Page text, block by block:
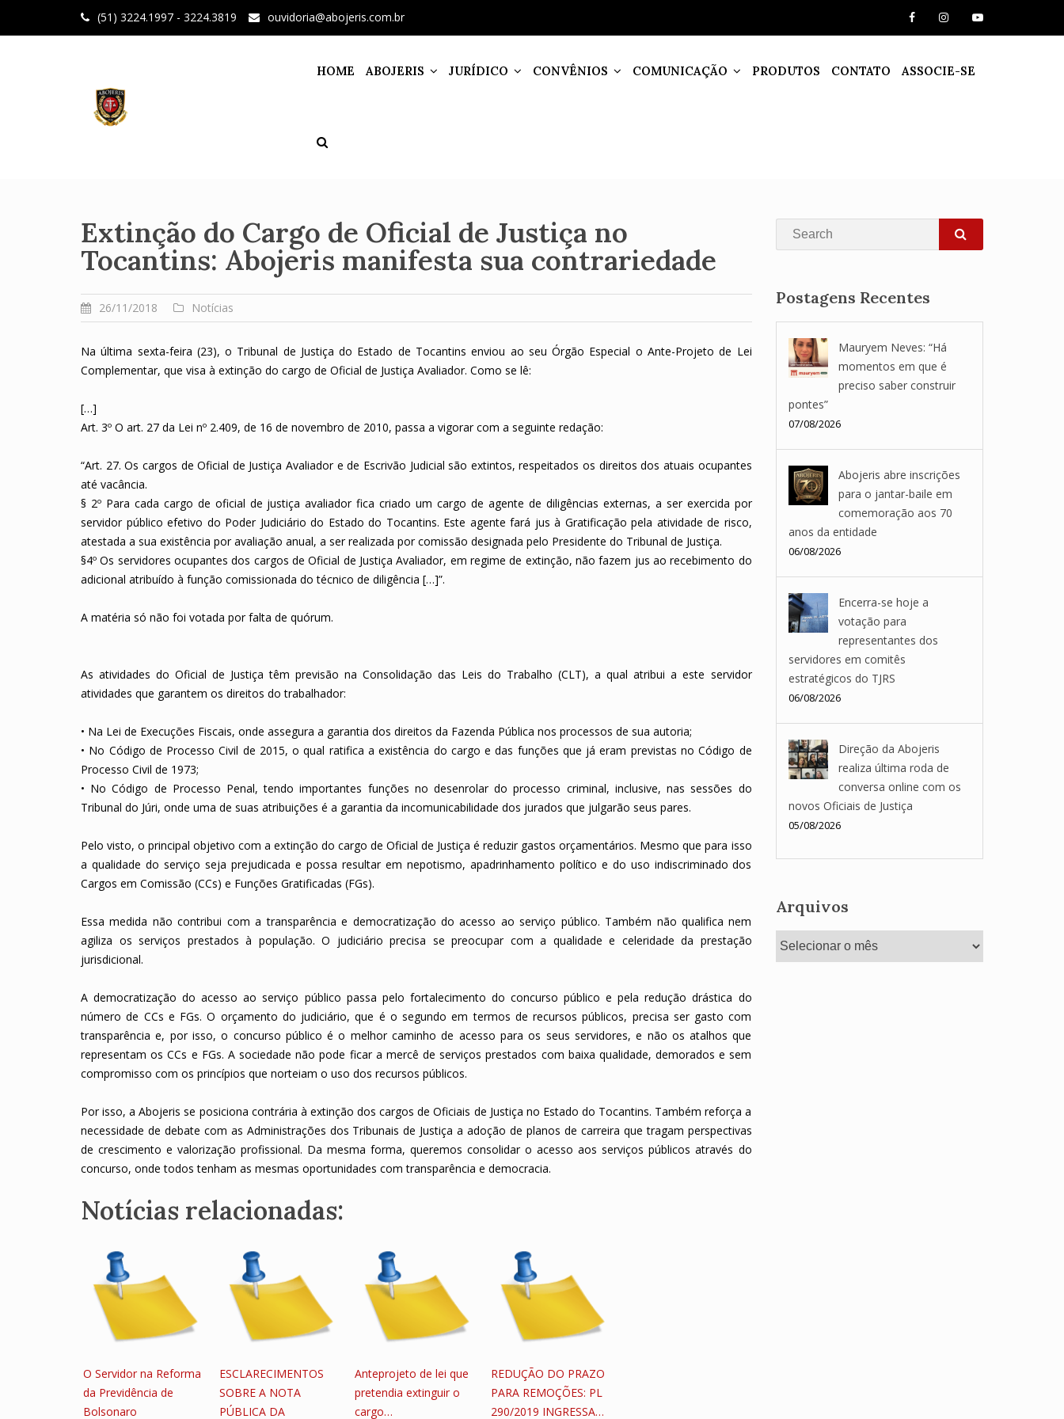
(51) 3224.1997 - 3224.3819 ouvidoria@abojeris.com.br
HOME ABOJERIS JURÍDICO CONVÊNIOS COMUNICAÇÃO PRODUTOS CONTATO ASSOCIE-SE
Extinção do Cargo de Oficial de Justiça no
Tocantins: Abojeris manifesta sua contrariedade
26/11/2018 Notícias
Na última sexta-feira (23), o Tribunal de Justiça do Estado de Tocantins enviou ao seu Órgão Especial o Ante-Projeto de Lei
Complementar, que visa à extinção do cargo de Oficial de Justiça Avaliador. Como se lê:
[…]
Art. 3º O art. 27 da Lei nº 2.409, de 16 de novembro de 2010, passa a vigorar com a seguinte redação:
“Art. 27. Os cargos de Oficial de Justiça Avaliador e de Escrivão Judicial são extintos, respeitados os direitos dos atuais ocupantes
até vacância.
§ 2º Para cada cargo de oficial de justiça avaliador fica criado um cargo de agente de diligências externas, a ser exercida por
servidor público efetivo do Poder Judiciário do Estado do Tocantins. Este agente fará jus à Gratificação pela atividade de risco,
atestada a sua existência por avaliação anual, a ser realizada por comissão designada pelo Presidente do Tribunal de Justiça.
§4º Os servidores ocupantes dos cargos de Oficial de Justiça Avaliador, em regime de extinção, não fazem jus ao recebimento do
adicional atribuído à função comissionada do técnico de diligência […]”.
A matéria só não foi votada por falta de quórum.
As atividades do Oficial de Justiça têm previsão na Consolidação das Leis do Trabalho (CLT), a qual atribui a este servidor
atividades que garantem os direitos do trabalhador:
• Na Lei de Execuções Fiscais, onde assegura a garantia dos direitos da Fazenda Pública nos processos de sua autoria;
• No Código de Processo Civil de 2015, o qual ratifica a existência do cargo e das funções que já eram previstas no Código de
Processo Civil de 1973;
• No Código de Processo Penal, tendo importantes funções no desenrolar do processo criminal, inclusive, nas sessões do
Tribunal do Júri, onde uma de suas atribuições é a garantia da incomunicabilidade dos jurados que julgarão seus pares.
Pelo visto, o principal objetivo com a extinção do cargo de Oficial de Justiça é reduzir gastos orçamentários. Mesmo que para isso
a qualidade do serviço seja prejudicada e possa resultar em nepotismo, apadrinhamento político e do uso indiscriminado dos
Cargos em Comissão (CCs) e Funções Gratificadas (FGs).
Essa medida não contribui com a transparência e democratização do acesso ao serviço público. Também não qualifica nem
agiliza os serviços prestados à população. O judiciário precisa se preocupar com a qualidade e celeridade da prestação
jurisdicional.
A democratização do acesso ao serviço público passa pelo fortalecimento do concurso público e pela redução drástica do
número de CCs e FGs. O orçamento do judiciário, que é o segundo em termos de recursos públicos, precisa ser gasto com
transparência e, por isso, o concurso público é o melhor caminho de acesso para os seus servidores, e não os atalhos que
representam os CCs e FGs. A sociedade não pode ficar a mercê de serviços prestados com baixa qualidade, demorados e sem
compromisso com os princípios que norteiam o uso dos recursos públicos.
Por isso, a Abojeris se posiciona contrária à extinção dos cargos de Oficiais de Justiça no Estado do Tocantins. Também reforça a
necessidade de debate com as Administrações dos Tribunais de Justiça a adoção de planos de carreira que tragam perspectivas
de crescimento e valorização profissional. Da mesma forma, queremos consolidar o acesso aos serviços públicos através do
concurso, onde todos tenham as mesmas oportunidades com transparência e democracia.
Notícias relacionadas:
O Servidor na Reforma
da Previdência de
Bolsonaro
ESCLARECIMENTOS
SOBRE A NOTA
PÚBLICA DA
Anteprojeto de lei que
pretendia extinguir o
cargo…
REDUÇÃO DO PRAZO
PARA REMOÇÕES: PL
290/2019 INGRESSA…
Search
SEARCH
Postagens Recentes
Mauryem Neves: “Há
momentos em que é
preciso saber construir
pontes”
07/08/2026
Abojeris abre inscrições
para o jantar-baile em
comemoração aos 70
anos da entidade
06/08/2026
Encerra-se hoje a
votação para
representantes dos
servidores em comitês
estratégicos do TJRS
06/08/2026
Direção da Abojeris
realiza última roda de
conversa online com os
novos Oficiais de Justiça
05/08/2026
Arquivos
Arquivos